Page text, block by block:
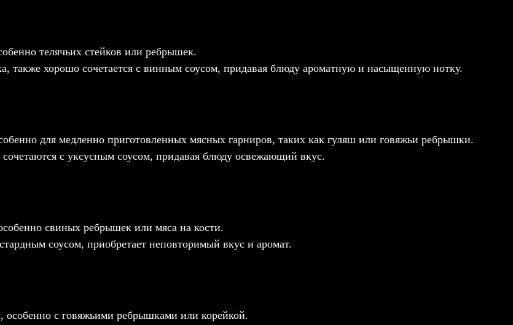
телячьих стейков или ребрышек.
также хорошо сочетается с винным соусом, придавая блюду ароматную и насыщенную нотку.
для медленно приготовленных мясных гарниров, таких как гуляш или говяжьи ребрышки.
с уксусным соусом, придавая блюду освежающий вкус.
свиных ребрышек или мяса на кости.
соусом, приобретает неповторимый вкус и аромат.
особенно с говяжьими ребрышками или корейкой.